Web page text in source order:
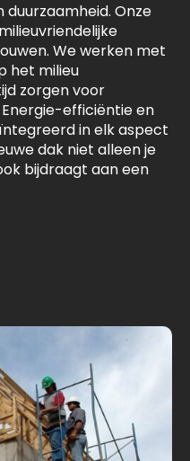
duurzaamheid. Onze
We werken met
het milieu
zorgen voor
efficiëntie en
in elk aspect
dak niet alleen je
bijdraagt aan een